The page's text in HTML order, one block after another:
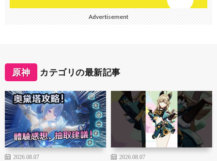
Advertisement
原神 カテゴリの最新記事
2026.08.07 2026.08.07